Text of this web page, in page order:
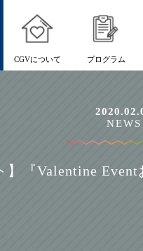
CGVについて プログラム
NEWS
】『Valentine